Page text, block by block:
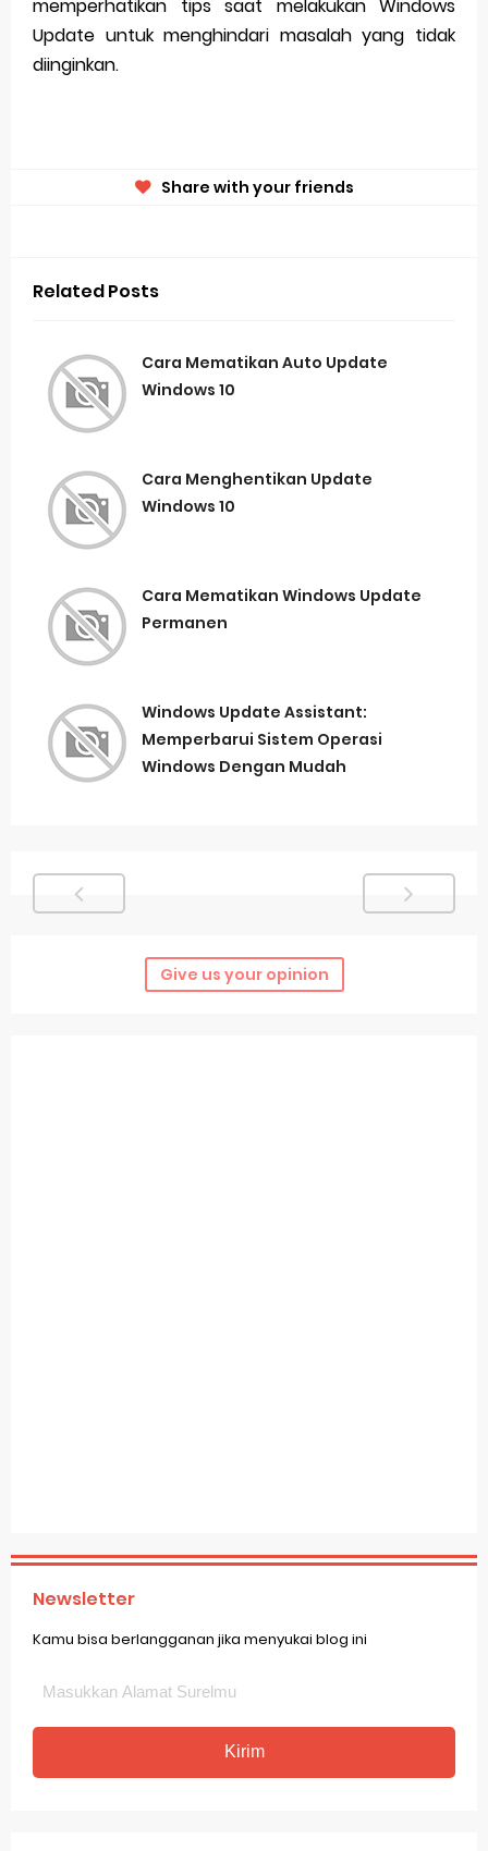
memperhatikan tips saat melakukan Windows
Update untuk menghindari masalah yang tidak
diinginkan.
Share with your friends
Related Posts
Cara Mematikan Auto Update
Windows 10
Cara Menghentikan Update
Windows 10
Cara Mematikan Windows Update
Permanen
Windows Update Assistant:
Memperbarui Sistem Operasi
Windows Dengan Mudah
Give us your opinion
Newsletter
Kamu bisa berlangganan jika menyukai blog ini